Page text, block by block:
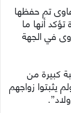
تم حفظها
أنها ما
في الجهة
كبيرة من
يثبتوا زواجهم